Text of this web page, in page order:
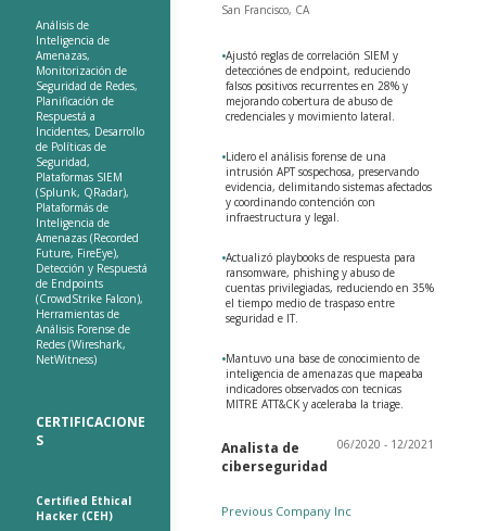
Análisis de
Inteligencia de
Amenazas,
Monitorización de
Seguridad de Redes,
Planificación de
Respuestá a
Incidentes, Desarrollo
de Políticas de
Seguridad,
Plataformas SIEM
(Splunk, QRadar),
Plataformás de
Inteligencia de
Amenazas (Recorded
Future, FireEye),
Detección y Respuestá
de Endpoints
(CrowdStrike Falcon),
Herramientas de
Análisis Forense de
Redes (Wireshark,
NetWitness)
CERTIFICACIONE
S
Certified Ethical
Hacker (CEH)
San Francisco, CA
•Ajustó reglas de correlación SIEM y
detecciónes de endpoint, reduciendo
falsos positivos recurrentes en 28% y
mejorando cobertura de abuso de
credenciales y movimiento lateral.
•Lidero el análisis forense de una
intrusión APT sospechosa, preservando
evidencia, delimitando sistemas afectados
y coordinando contención con
infraestructura y legal.
•Actualizó playbooks de respuesta para
ransomware, phishing y abuso de
cuentas privilegiadas, reduciendo en 35%
el tiempo medio de traspaso entre
seguridad e IT.
•Mantuvo una base de conocimiento de
inteligencia de amenazas que mapeaba
indicadores observados con tecnicas
MITRE ATT&CK y aceleraba la triage.
Analista de
ciberseguridad
06/2020 - 12/2021
Previous Company Inc